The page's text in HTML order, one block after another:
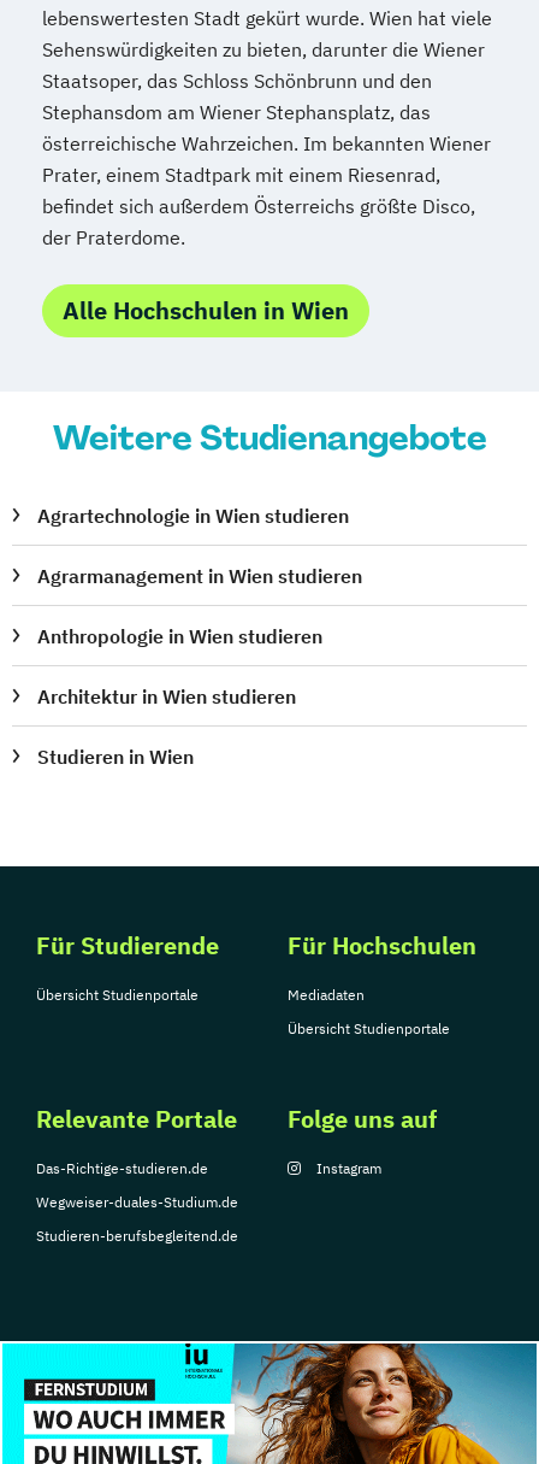
lebenswertesten Stadt gekürt wurde. Wien hat viele
Sehenswürdigkeiten zu bieten, darunter die Wiener
Staatsoper, das Schloss Schönbrunn und den
Stephansdom am Wiener Stephansplatz, das
österreichische Wahrzeichen. Im bekannten Wiener
Prater, einem Stadtpark mit einem Riesenrad,
befindet sich außerdem Österreichs größte Disco,
der Praterdome.
Alle Hochschulen in Wien
Weitere Studienangebote
Agrartechnologie in Wien studieren
Agrarmanagement in Wien studieren
Anthropologie in Wien studieren
Architektur in Wien studieren
Studieren in Wien
Für Studierende
Übersicht Studienportale
Für Hochschulen
Mediadaten
Übersicht Studienportale
Relevante Portale
Das-Richtige-studieren.de
Wegweiser-duales-Studium.de
Studieren-berufsbegleitend.de
Folge uns auf
Instagram
© Copyright 2026, TarGroup Media GmbH
Impressum
Über
Datenschutzerklärung Nutzungsbedingungen